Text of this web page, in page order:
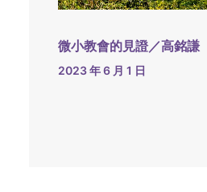
微小教會的見證／高銘謙
2023 年 6 月 1 日